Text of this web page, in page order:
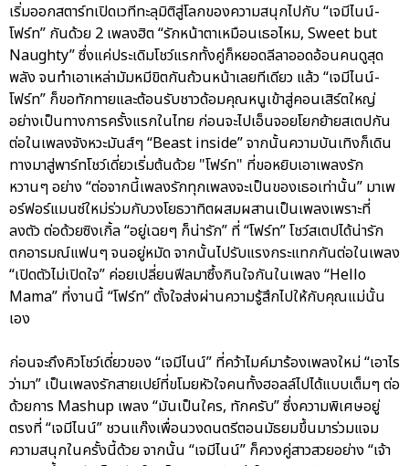
เริ่มออกสตาร์ทเปิดเวทีทะลุมิติสู่โลกของความสนุกไปกับ “เจมีไนน์-
โฟร์ท” กันด้วย 2 เพลงฮิต “รักหน้าตาเหมือนเธอไหม, Sweet but
Naughty” ซึ่งแค่ประเดิมโชว์แรกทั้งคู่ก็หยอดลีลาออดอ้อนคนดูสุด
พลัง จนทำเอาเหล่ามัมหมีขิตกันถ้วนหน้าเลยทีเดียว แล้ว “เจมีไนน์-
โฟร์ท” ก็ขอทักทายและต้อนรับชาวด้อมคุณหนูเข้าสู่คอนเสิร์ตใหญ่
อย่างเป็นทางการครั้งแรกในไทย ก่อนจะไปเอ็นจอยโยกย้ายสเตปกัน
ต่อในเพลงจังหวะมันส์ๆ “Beast inside” จากนั้นความบันเทิงก็เดิน
ทางมาสู่พาร์ทโชว์เดี่ยวเริ่มต้นด้วย "โฟร์ท" ที่ขอหยิบเอาเพลงรัก
หวานๆ อย่าง “ต่อจากนี้เพลงรักทุกเพลงจะเป็นของเธอเท่านั้น” มาเพ
อร์ฟอร์แมนซ์ใหม่ร่วมกับวงโยธวาทิตผสมผสานเป็นเพลงเพราะที่
ลงตัว ต่อด้วยซิงเกิ้ล “อยู่เฉยๆ ก็น่ารัก” ที่ “โฟร์ท” โชว์สเตปได้น่ารัก
ตกอารมณ์แฟนๆ จนอยู่หมัด จากนั้นไปรับแรงกระแทกกันต่อในเพลง
“เปิดตัวไม่เปิดใจ” ค่อยเปลี่ยนฟีลมาซึ้งกินใจกันในเพลง “Hello
Mama” ที่งานนี้ “โฟร์ท” ตั้งใจส่งผ่านความรู้สึกไปให้กับคุณแม่นั้น
เอง
ก่อนจะถึงคิวโชว์เดี่ยวของ “เจมีไนน์” ที่คว้าไมค์มาร้องเพลงใหม่ “เอาไร
ว่ามา” เป็นเพลงรักสายเปย์ที่ขโมยหัวใจคนทั้งฮอลล์ไปได้แบบเต็มๆ ต่อ
ด้วยการ Mashup เพลง “มันเป็นใคร, ทักครับ” ซึ่งความพิเศษอยู่
ตรงที่ “เจมีไนน์” ชวนแก๊งเพื่อนวงดนตรีตอนมัธยมขึ้นมาร่วมแจม
ความสนุกในครั้งนี้ด้วย จากนั้น “เจมีไนน์” ก็ควงคู่สาวสวยอย่าง “เจ้า